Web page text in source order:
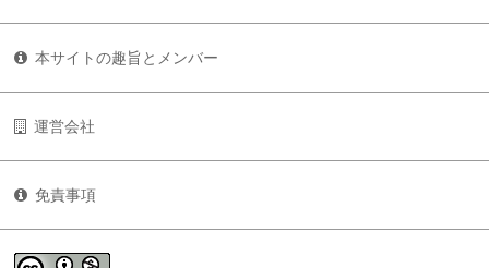
本サイトの趣旨とメンバー
運営会社
免責事項